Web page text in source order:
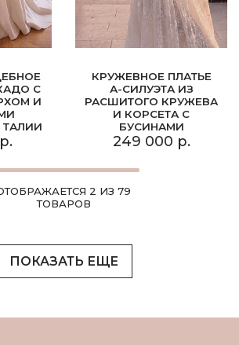
С
И
ТАЛИИ
КРУЖЕВНОЕ ПЛАТЬЕ
А-СИЛУЭТА ИЗ
РАСШИТОГО КРУЖЕВА
И КОРСЕТА С
БУСИНАМИ
249 000 р.
2 ИЗ 79
ТОВАРОВ
ПОКАЗАТЬ ЕЩЕ